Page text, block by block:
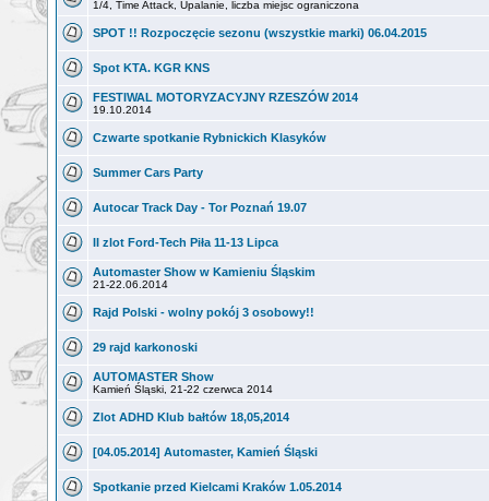
1/4, Time Attack, Upalanie, liczba miejsc ograniczona
SPOT !! Rozpoczęcie sezonu (wszystkie marki) 06.04.2015
Spot KTA. KGR KNS
FESTIWAL MOTORYZACYJNY RZESZÓW 2014
19.10.2014
Czwarte spotkanie Rybnickich Klasyków
Summer Cars Party
Autocar Track Day - Tor Poznań 19.07
II zlot Ford-Tech Piła 11-13 Lipca
Automaster Show w Kamieniu Śląskim
21-22.06.2014
Rajd Polski - wolny pokój 3 osobowy!!
29 rajd karkonoski
AUTOMASTER Show
Kamień Śląski, 21-22 czerwca 2014
Zlot ADHD Klub bałtów 18,05,2014
[04.05.2014] Automaster, Kamień Śląski
Spotkanie przed Kielcami Kraków 1.05.2014